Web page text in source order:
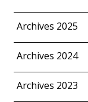
Archives 2025
Archives 2024
Archives 2023